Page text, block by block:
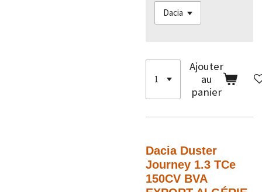
Ajouter
au
panier
Dacia Duster
Journey 1.3 TCe
150CV BVA